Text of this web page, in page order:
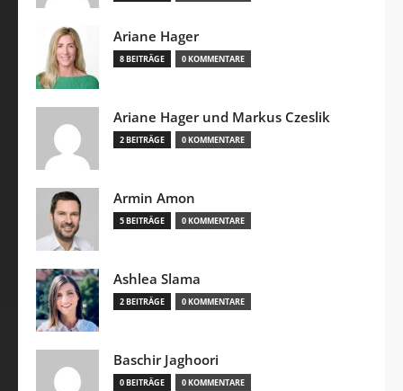
Ariane Hager
8 BEITRÄGE 0 KOMMENTARE
Ariane Hager und Markus Czeslik
2 BEITRÄGE 0 KOMMENTARE
Armin Amon
5 BEITRÄGE 0 KOMMENTARE
Ashlea Slama
2 BEITRÄGE 0 KOMMENTARE
Baschir Jaghoori
0 BEITRÄGE 0 KOMMENTARE